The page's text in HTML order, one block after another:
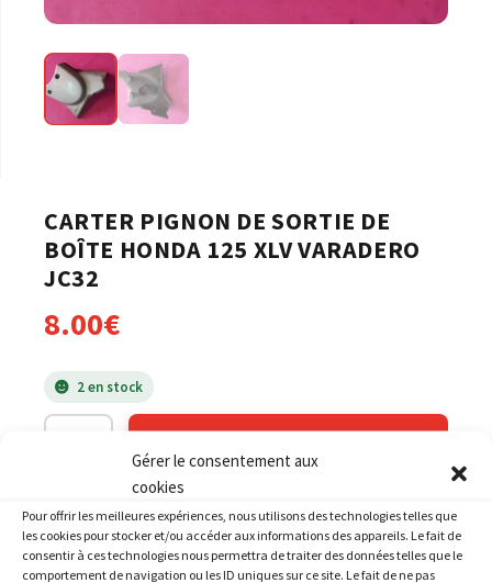
Gérer le consentement aux
cookies
Pour offrir les meilleures expériences, nous utilisons des technologies telles que
les cookies pour stocker et/ou accéder aux informations des appareils. Le fait de
consentir à ces technologies nous permettra de traiter des données telles que le
comportement de navigation ou les ID uniques sur ce site. Le fait de ne pas
CARTER PIGNON DE SORTIE DE
BOÎTE HONDA 125 XLV VARADERO
JC32
8.00€
2 en stock
Catégories :HONDA,HONDA 125 XL Varadero